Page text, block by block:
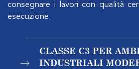
consegnare i lavori con qualità
esecuzione.
CLASSE C3 PER
INDUSTRIALI